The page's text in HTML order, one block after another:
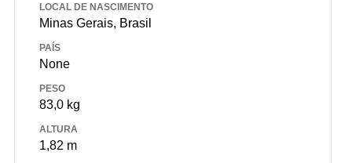
LOCAL DE NASCIMENTO
Minas Gerais, Brasil
PAÍS
None
PESO
83,0 kg
ALTURA
1,82 m